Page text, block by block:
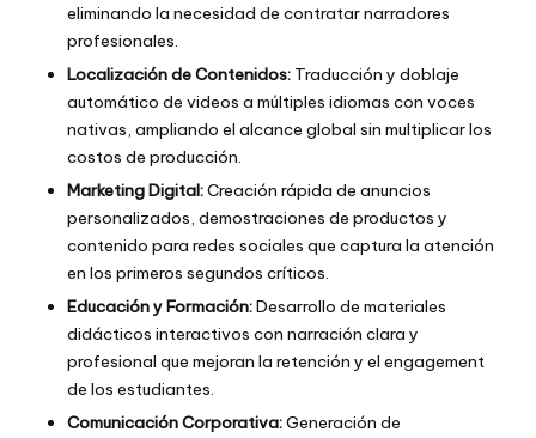
eliminando la necesidad de contratar narradores
profesionales.
Localización de Contenidos: Traducción y doblaje
automático de videos a múltiples idiomas con voces
nativas, ampliando el alcance global sin multiplicar los
costos de producción.
Marketing Digital:Creación rápida de anuncios
personalizados, demostraciones de productos y
contenido para redes sociales que captura la atención
en los primeros segundos críticos.
Educación y Formación:Desarrollo de materiales
didácticos interactivos con narración clara y
profesional que mejoran la retención y el engagement
de los estudiantes.
Comunicación Corporativa:Generación de